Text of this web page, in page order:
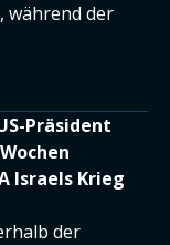
während der
Präsident
Israels Krieg
der